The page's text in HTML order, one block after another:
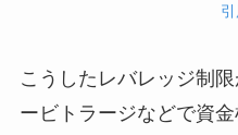
こうしたレバレッジ制
ービトラージなどで資